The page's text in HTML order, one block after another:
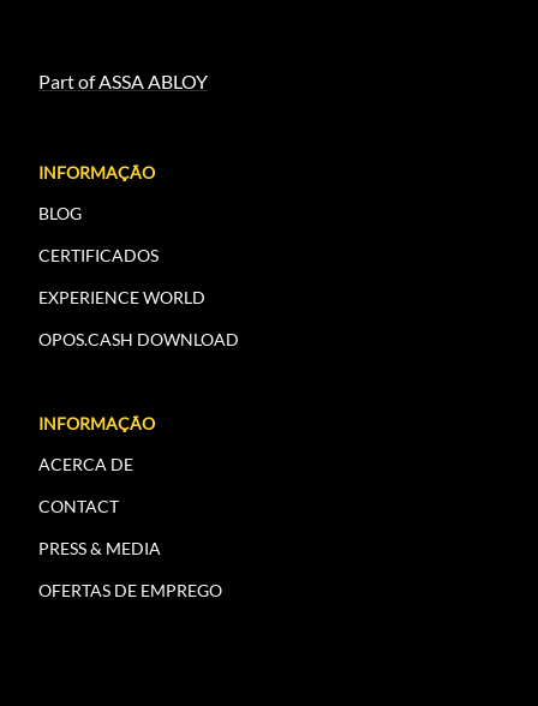
Part of ASSA ABLOY
INFORMAÇÃO
BLOG
CERTIFICADOS
EXPERIENCE WORLD
OPOS.CASH DOWNLOAD
INFORMAÇÃO
ACERCA DE
CONTACT
PRESS & MEDIA
OFERTAS DE EMPREGO